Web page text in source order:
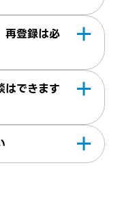
。退職日程が
ださい。
マッチした条
介させていた
営業系のお
パスに掲載
いますので安
再登録は必
必要はありま
1年以上経っ
伺いしたいた
ただき予約
約をお願いい
はできます
期的に営業